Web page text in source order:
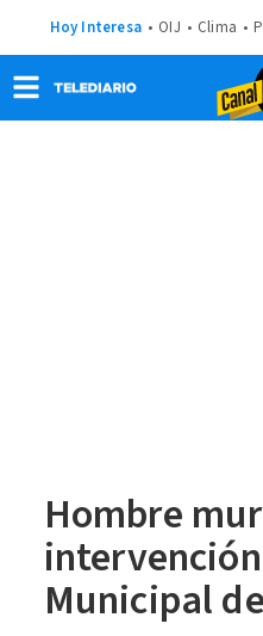
Hoy Interesa OIJ Clima
Hombre
Municipal